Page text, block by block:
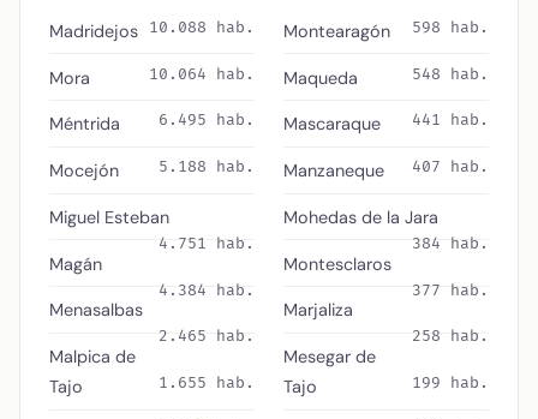
Madridejos 10.088 hab.
Mora 10.064 hab.
Méntrida 6.495 hab.
Mocejón 5.188 hab.
Miguel Esteban
4.751 hab.
Magán
4.384 hab.
Menasalbas
2.465 hab.
Malpica de
Tajo
1.655 hab.
Montearagón 598 hab.
Maqueda 548 hab.
Mascaraque 441 hab.
Manzaneque 407 hab.
Mohedas de la Jara
384 hab.
Montesclaros
377 hab.
Marjaliza
258 hab.
Mesegar de
Tajo
199 hab.